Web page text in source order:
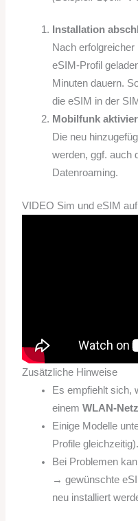
Installation
Nach
eSIM-Profil
Minuten dauern.
die eSIM in der
Mobilfunk
Die neu
werden, ggf. auch
Datenroaming.
VIDEO Sim und eSIM
Zusätzliche Hinweise
Es empfiehlt sich,
einem WLAN-Netz
Einige Modelle
Profile gleichzeitig).
Bei Problemen
→ gewünschte
neu installiert